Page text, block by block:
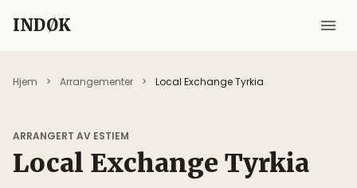
INDØK
Hjem Arrangementer Local Exchange Tyrkia
ARRANGERT AV ESTIEM
Local Exchange Tyrkia